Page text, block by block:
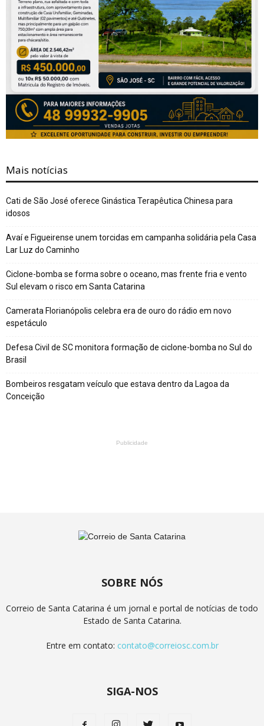
Mais notícias
Cati de São José oferece Ginástica Terapêutica Chinesa para
idosos
Avaí e Figueirense unem torcidas em campanha solidária pela Casa
Lar Luz do Caminho
Ciclone-bomba se forma sobre o oceano, mas frente fria e vento
Sul elevam o risco em Santa Catarina
Camerata Florianópolis celebra era de ouro do rádio em novo
espetáculo
Defesa Civil de SC monitora formação de ciclone-bomba no Sul do
Brasil
Bombeiros resgatam veículo que estava dentro da Lagoa da
Conceição
Publicidade
SOBRE NÓS
Correio de Santa Catarina é um jornal e portal de notícias de todo
Estado de Santa Catarina.
Entre em contato: contato@correiosc.com.br
SIGA-NOS